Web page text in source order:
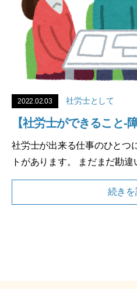
2022.02.03 社労士として
【社労士ができること-
社労士が出来る仕事のひとつ
トがあります。 まだまだ勘
続きを